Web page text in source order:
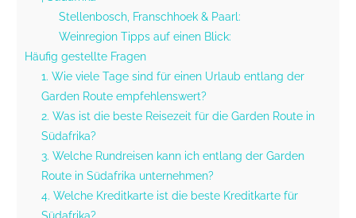
Stellenbosch, Franschhoek & Paarl:
Weinregion Tipps auf einen Blick:
Häufig gestellte Fragen
1. Wie viele Tage sind für einen Urlaub entlang der
Garden Route empfehlenswert?
2. Was ist die beste Reisezeit für die Garden Route in
Südafrika?
3. Welche Rundreisen kann ich entlang der Garden
Route in Südafrika unternehmen?
4. Welche Kreditkarte ist die beste Kreditkarte für